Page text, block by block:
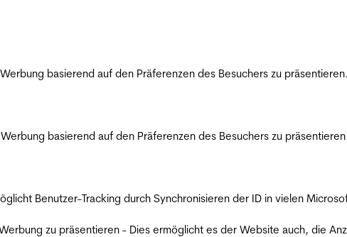
basierend auf den Präferenzen des Besuchers zu präsentieren.
basierend auf den Präferenzen des Besuchers zu
Benutzer-Tracking durch Synchronisieren der ID in vielen
zu präsentieren - Dies ermöglicht es der Website auch, die